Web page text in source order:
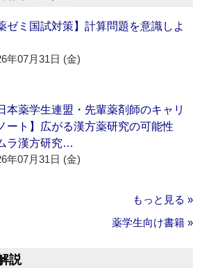
ゼミ国試対策】計算問題を意識しよ
年07月31日 (金)
本薬学生連盟・先輩薬剤師のキャリ
ート】広がる漢方薬研究の可能性
ラ漢方研究…
年07月31日 (金)
もっと見る »
薬学生向け書籍 »
説